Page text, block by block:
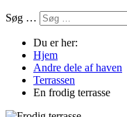
Søg …
Du er her:
Hjem
Andre dele af haven
Terrassen
En frodig terrasse